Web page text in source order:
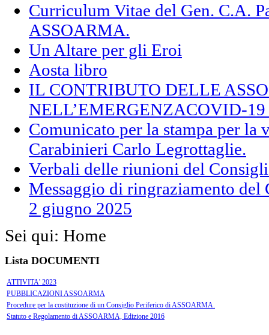
Curriculum Vitae del Gen. C.A.
ASSOARMA.
Un Altare per gli Eroi
Aosta libro
IL CONTRIBUTO DELLE
NELL’EMERGENZACOVID-19
Comunicato per la stampa per la
Carabinieri Carlo Legrottaglie.
Verbali delle riunioni del
Messaggio di ringraziamento del
2 giugno 2025
Sei qui: Home
Lista DOCUMENTI
ATTIVITA' 2023
PUBBLICAZIONI ASSOARMA
Procedure per la costituzione di un Consiglio Periferico di ASSOARMA.
Statuto e Regolamento di ASSOARMA, Edizione 2016